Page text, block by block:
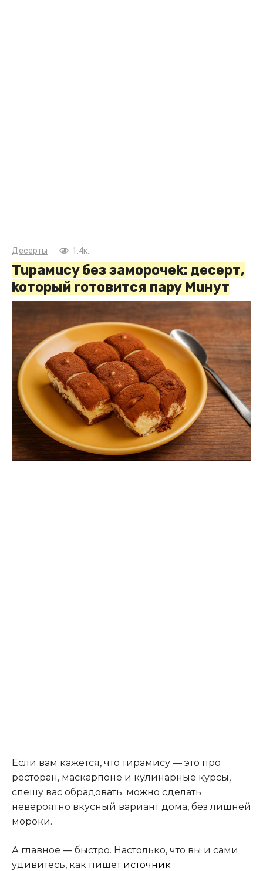
Десерты 1.4к.
Tupaмucy без заморочek: дecepт,
koторый roтовится пapy Muнут
Если вам кажется, что тирамису — это про
ресторан, маскарпоне и кулинарные курсы,
спешу вас обрадовать: можно сделать
невероятно вкусный вариант дома, без лишней
мороки.
А главное — быстро. Настолько, что вы и сами
удивитесь, как пишет источник